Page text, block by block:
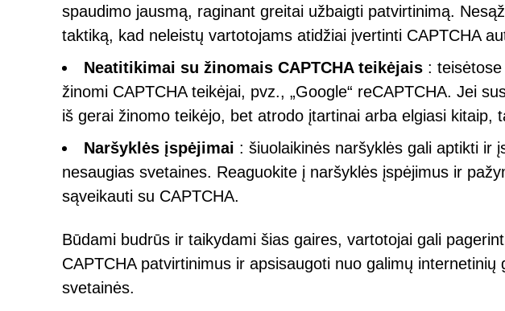
spaudimo jausmą, raginant greitai užbaigti patvirtinimą.
taktiką, kad neleistų vartotojams atidžiai įvertinti CAPTCHA
Neatitikimai su žinomais CAPTCHA teikėjais :
žinomi CAPTCHA teikėjai, pvz., „Google“ reCAPTCHA. Jei
iš gerai žinomo teikėjo, bet atrodo įtartinai arba elgiasi kitaip,
Naršyklės įspėjimai : šiuolaikinės naršyklės gali aptikti ir
nesaugias svetaines. Reaguokite į naršyklės įspėjimus ir
sąveikauti su CAPTCHA.
Būdami budrūs ir taikydami šias gaires, vartotojai gali
CAPTCHA patvirtinimus ir apsisaugoti nuo galimų
svetainės.